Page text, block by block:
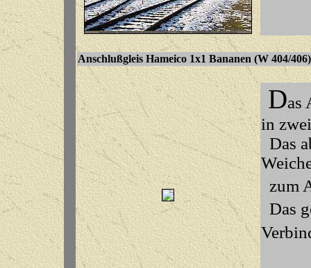
Anschlußgleis Hameico 1x1 Bananen (W
Das
in
Das
zum
Das